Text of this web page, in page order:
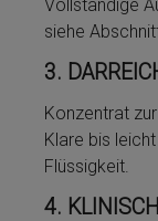
Vollständige
siehe
3.
Konzentrat
Klare bis
Flüs­sig­keit.
4.